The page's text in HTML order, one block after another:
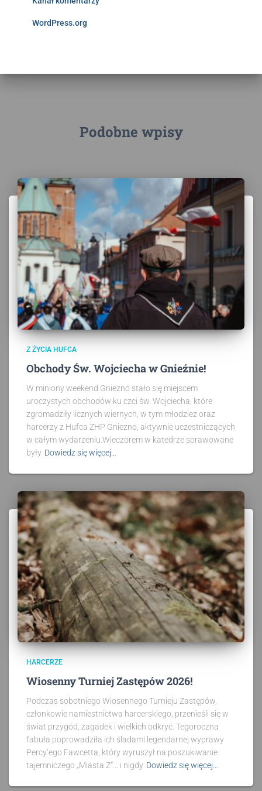
WordPress.org
Podobne wpisy
Z ŻYCIA HUFCA
Obchody Św. Wojciecha w Gnieźnie!
W miniony weekend Gniezno stało się miejscem
uroczystych obchodów ku czci św. Wojciecha, które
zgromadziły licznych wiernych, w tym młodzież oraz
harcerzy z Hufca ZHP Gniezno, aktywnie uczestniczących
w całym wydarzeniu.Wieczorem w katedrze sprawowane
były Dowiedz się więcej…
HARCERZE
Wiosenny Turniej Zastępów 2026!
Podczas sobotniego Wiosennego Turnieju Zastępów,
członkowie namiestnictwa harcerskiego, przenieśli się w
świat przygód, zagadek i wielkich odkryć. Tegoroczna
fabuła poprowadziła ich śladami legendarnej wyprawy
Percy’ego Fawcetta, który wyruszył na poszukiwanie
tajemniczego „Miasta Z”… i nigdy Dowiedz się więcej…